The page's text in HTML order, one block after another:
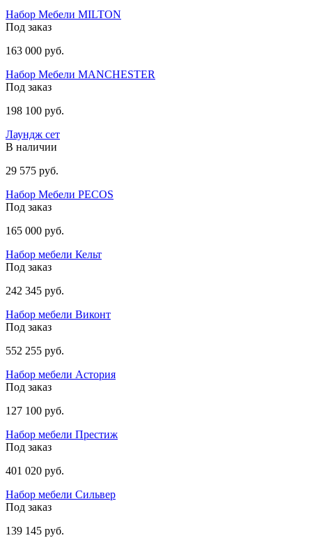
Набор Мебели МILTON
Под заказ
163 000 руб.
Набор Мебели MANCHESTER
Под заказ
198 100 руб.
Лаундж сет
В наличии
29 575 руб.
Набор Мебели PECOS
Под заказ
165 000 руб.
Набор мебели Кельт
Под заказ
242 345 руб.
Набор мебели Виконт
Под заказ
552 255 руб.
Набор мебели Астория
Под заказ
127 100 руб.
Набор мебели Престиж
Под заказ
401 020 руб.
Набор мебели Сильвер
Под заказ
139 145 руб.